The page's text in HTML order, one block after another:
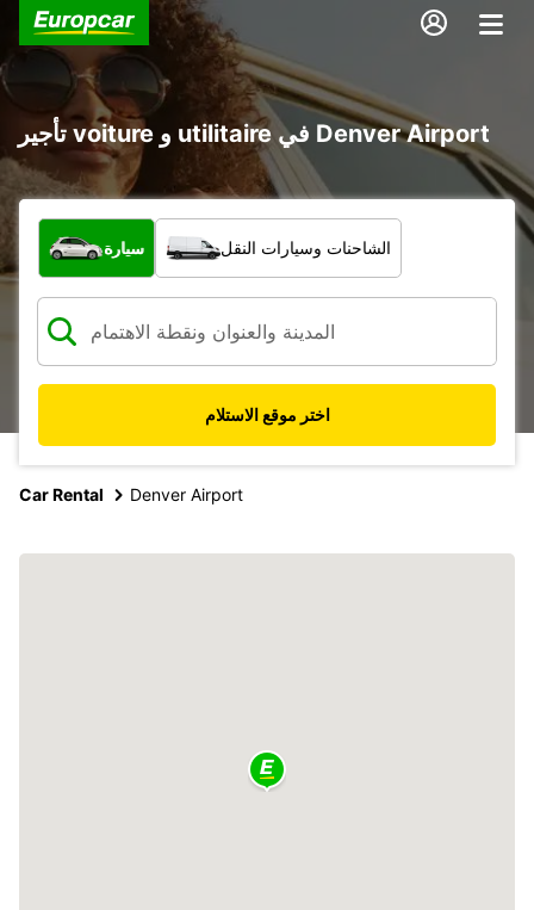
تأجير voiture و utilitaire في Denver Airport
ما نوع المركبة؟
سيارة الشاحنات وسيارات النقل
اختر موقع الاستلام
Car Rental Denver Airport